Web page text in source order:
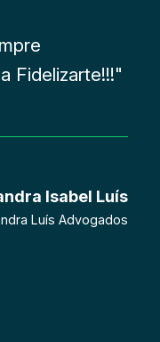
Fidelizarte!!!"
Isabel Luís
Luís Advogados